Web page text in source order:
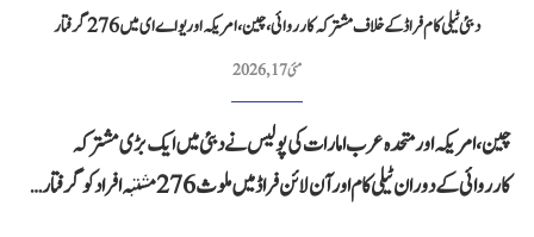
دبئی ٹیلی کام فراڈ کے خلاف مشترکہ کارروائی، چین، امریکہ اور یو اے ای میں 276 گرفتار
مئی 17, 2026
چین، امریکہ اور متحدہ عرب امارات کی پولیس نے دبئی میں ایک بڑی مشترکہ
کارروائی کے دوران ٹیلی کام اور آن لائن فراڈ میں ملوث 276 مشتبہ افراد کو گرفتار…